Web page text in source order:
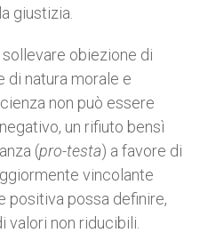
giustizia.
obiezione di
di natura morale e
non può essere
un rifiuto bensì
(pro-testa) a favore di
vincolante
positiva possa definire,
non riducibili.